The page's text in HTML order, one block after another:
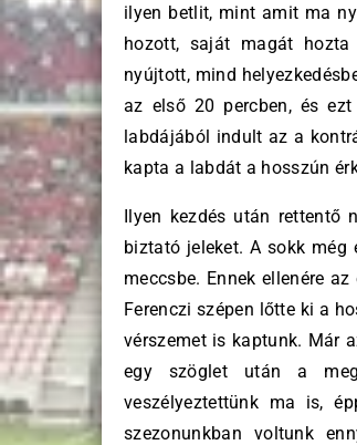
ilyen betlit, mint amit ma
hozott, saját magát hozta
nyújtott, mind
az első 20 percben, és
labdájából indult az a
kapta a labdát a hosszún
Ilyen kezdés után rettentő
biztató jeleket. A sokk még
meccsbe. Ennek ellenére
Ferenczi szépen lőtte ki a
vérszemet is kaptunk. Már
egy szöglet után a
veszélyeztettünk ma is,
szezonunkban voltunk